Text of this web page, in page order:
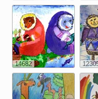
14682